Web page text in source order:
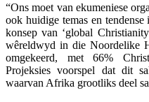
“Ons moet van ekumeniese
ook huidige temas en
konsep van ‘global
wêreldwyd in die Noordelike
omgekeerd, met 66%
Projeksies voorspel dat dit
waarvan Afrika grootliks deel